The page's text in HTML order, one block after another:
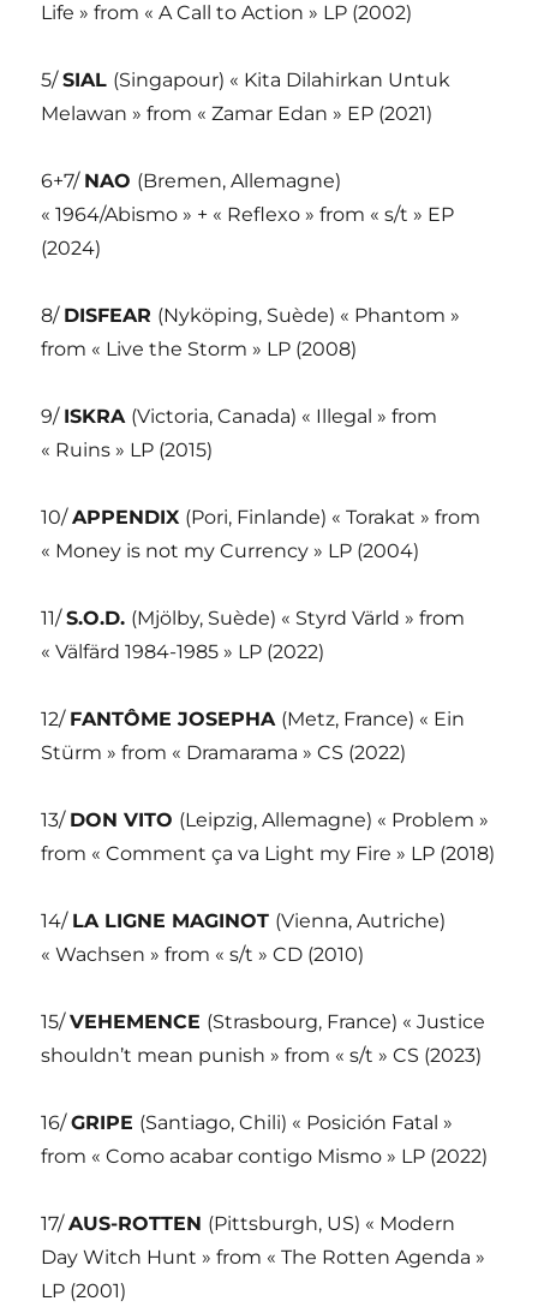
Life » from « A Call to Action » LP (2002)
5/SIAL (Singapour) « Kita Dilahirkan Untuk
Melawan » from « Zamar Edan » EP (2021)
6+7/ NAO (Bremen, Allemagne)
« 1964/Abismo » + « Reflexo » from « s/t » EP
(2024)
8/ DISFEAR (Nyköping, Suède) « Phantom »
from « Live the Storm » LP (2008)
9/ ISKRA (Victoria, Canada) « Illegal » from
« Ruins » LP (2015)
10/APPENDIX (Pori, Finlande) « Torakat » from
« Money is not my Currency » LP (2004)
11/S.O.D. (Mjölby, Suède) « Styrd Värld » from
« Välfärd 1984-1985 » LP (2022)
12/ FANTÔME JOSEPHA (Metz, France) « Ein
Stürm » from « Dramarama » CS (2022)
13/ DON VITO (Leipzig, Allemagne) « Problem »
from « Comment ça va Light my Fire » LP (2018)
14/ LA LIGNE MAGINOT (Vienna, Autriche)
« Wachsen » from « s/t » CD (2010)
15/VEHEMENCE (Strasbourg, France) « Justice
shouldn’t mean punish » from « s/t » CS (2023)
16/GRIPE (Santiago, Chili) « Posición Fatal »
from « Como acabar contigo Mismo » LP (2022)
17/AUS-ROTTEN (Pittsburgh, US) « Modern
Day Witch Hunt » from « The Rotten Agenda »
LP (2001)